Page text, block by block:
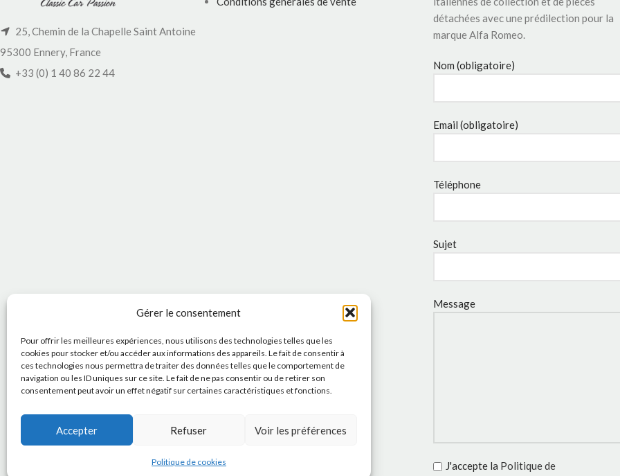
Gérer le consentement
Pour offrir les meilleures expériences, nous utilisons des technologies telles que les
cookies pour stocker et/ou accéder aux informations des appareils. Le fait de consentir à
ces technologies nous permettra de traiter des données telles que le comportement de
navigation ou les ID uniques sur ce site. Le fait de ne pas consentir ou de retirer son
consentement peut avoir un effet négatif sur certaines caractéristiques et fonctions.
Accepter Refuser Voir les préférences
Politique de cookies
25, Chemin de la Chapelle Saint Antoine
95300 Ennery, France
+33 (0) 1 40 86 22 44
détachées avec une prédilection pour la
marque Alfa Romeo.
Nom (obligatoire)
Email (obligatoire)
Téléphone
Sujet
Message
J'accepte la Politique de